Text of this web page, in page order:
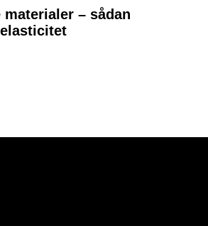
– sådan